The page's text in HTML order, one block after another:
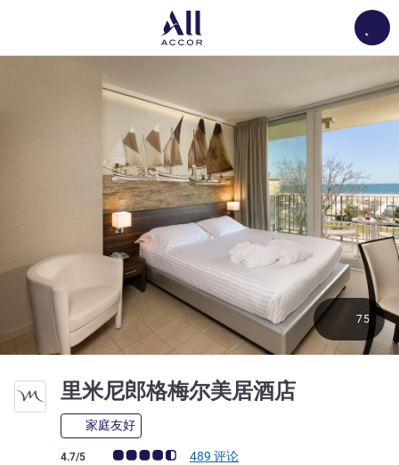
里米尼郎格梅尔美居酒店
家庭友好
客户意见评级 (ALL 评级)
4.7/5 489 评论
75